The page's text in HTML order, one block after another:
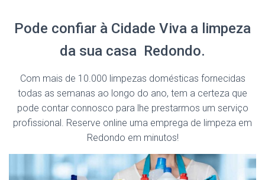
Pode confiar à Cidade Viva a limpeza
da sua casa Redondo.
Com mais de 10.000 limpezas domésticas fornecidas
todas as semanas ao longo do ano, tem a certeza que
pode contar connosco para lhe prestarmos um serviço
profissional. Reserve online uma emprega de limpeza em
Redondo em minutos!